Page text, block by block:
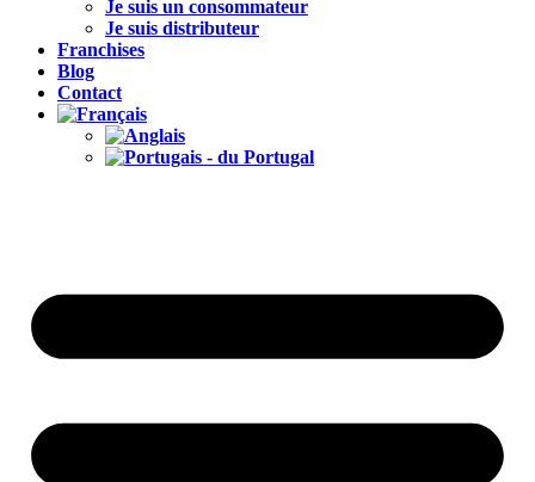
Je suis un consommateur
Je suis distributeur
Franchises
Blog
Contact